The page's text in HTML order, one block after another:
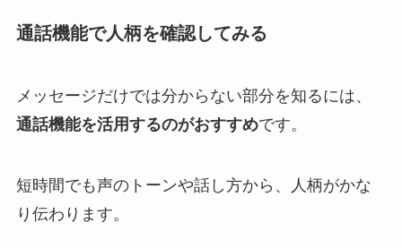
通話機能で人柄を確認してみる
メッセージだけでは分からない部分を知るには、
通話機能を活用するのがおすすめです。
短時間でも声のトーンや話し方から、人柄がかな
り伝わります。